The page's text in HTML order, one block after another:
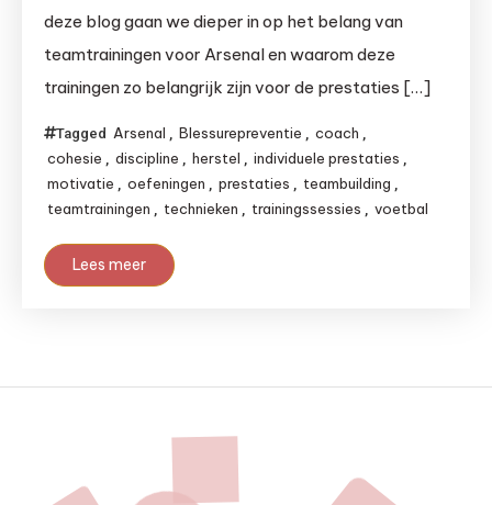
deze blog gaan we dieper in op het belang van
teamtrainingen voor Arsenal en waarom deze
trainingen zo belangrijk zijn voor de prestaties […]
Tagged Arsenal , Blessurepreventie , coach ,
cohesie , discipline , herstel , individuele prestaties ,
motivatie , oefeningen , prestaties , teambuilding ,
teamtrainingen , technieken , trainingssessies , voetbal
Lees meer